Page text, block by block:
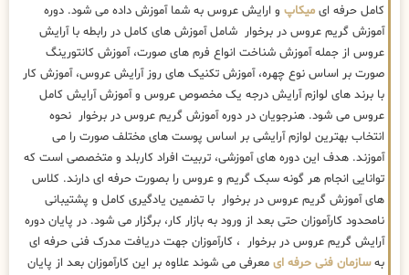
کامل حرفه ای میکاپ و ارایش عروس به شما آموزش داده می شود. دوره
آموزش گریم عروس در برخوار شامل آموزش های کامل در رابطه با آرایش
عروس از جمله آموزش شناخت انواع فرم های صورت، آموزش کانتورینگ
صورت بر اساس نوع چهره، آموزش تکنیک های روز آرایش عروس، آموزش کار
با برند های لوازم آرایش درجه یک مخصوص عروس و آموزش آرایش کامل
عروس می شود. هنرجویان در دوره آموزش گریم عروس در برخوار نحوه
انتخاب بهترین لوازم آرایشی بر اساس پوست های مختلف صورت را می
آموزند. هدف این دوره های آموزشی، تربیت افراد کاربلد و متخصصی است که
توانایی انجام هر گونه سبک گریم و عروس را بصورت حرفه ای دارند. کلاس
های آموزش گریم عروس در برخوار با تضمین یادگیری کامل و پشتیبانی
نامحدود کارآموزان حتی بعد از ورود به بازار کار، برگزار می شود. در پایان دوره
آرایش گریم عروس در برخوار ، کارآموزان جهت دریافت مدرک فنی حرفه ای
بهسازمان فنی حرفه ای معرفی می شوند علاوه بر این کارآموزان بعد از پایان